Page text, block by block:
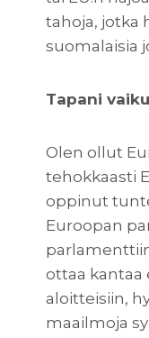
tahoja, jotka
suomalaisia
Tapani
Olen ollut
tehokkaasti
oppinut
Euroopan
ottaa kantaa
aloitteisiin,
maailmoja